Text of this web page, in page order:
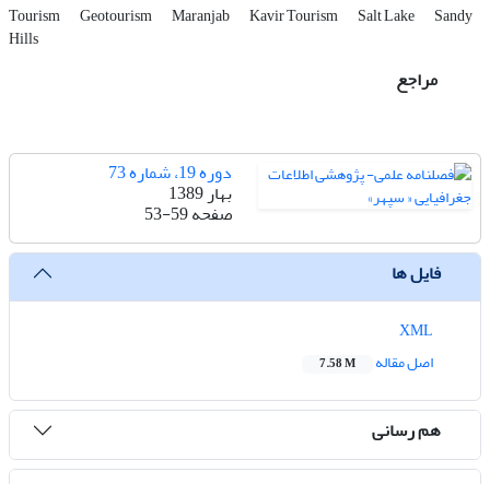
Tourism Geotourism Maranjab Kavir Tourism Salt Lake Sandy
Hills
مراجع
دوره 19، شماره 73
بهار 1389
صفحه53-59
فایل ها
اصل مقاله
7.58 M
هم رسانی